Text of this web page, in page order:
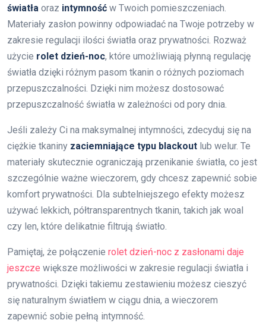
światła oraz intymność w Twoich pomieszczeniach.
Materiały zasłon powinny odpowiadać na Twoje potrzeby w
zakresie regulacji ilości światła oraz prywatności. Rozważ
użycie rolet dzień-noc, które umożliwiają płynną regulację
światła dzięki różnym pasom tkanin o różnych poziomach
przepuszczalności. Dzięki nim możesz dostosować
przepuszczalność światła w zależności od pory dnia.
Jeśli zależy Ci na maksymalnej intymności, zdecyduj się na
ciężkie tkaniny zaciemniające typu blackout lub welur. Te
materiały skutecznie ograniczają przenikanie światła, co jest
szczególnie ważne wieczorem, gdy chcesz zapewnić sobie
komfort prywatności. Dla subtelniejszego efekty możesz
używać lekkich, półtransparentnych tkanin, takich jak woal
czy len, które delikatnie filtrują światło.
Pamiętaj, że połączenie rolet dzień-noc z zasłonami daje
jeszcze większe możliwości w zakresie regulacji światła i
prywatności. Dzięki takiemu zestawieniu możesz cieszyć
się naturalnym światłem w ciągu dnia, a wieczorem
zapewnić sobie pełną intymność.